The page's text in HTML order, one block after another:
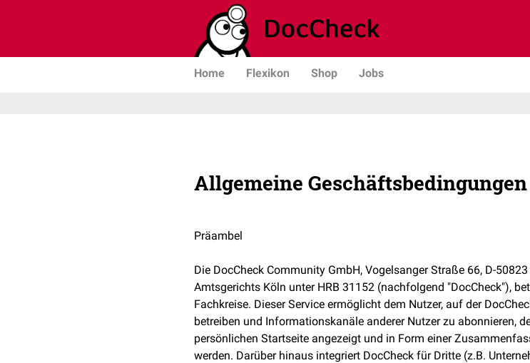
Home Flexikon Shop Jobs
Allgemeine Geschäftsbedingungen
Präambel
Die DocCheck Community GmbH, Vogelsanger Straße 66, D-
Amtsgerichts Köln unter HRB 31152 (nachfolgend "DocCheck"),
Fachkreise. Dieser Service ermöglicht dem Nutzer, auf der
betreiben und Informationskanäle anderer Nutzer zu abonnieren,
persönlichen Startseite angezeigt und in Form einer
werden. Darüber hinaus integriert DocCheck für Dritte (z.B.